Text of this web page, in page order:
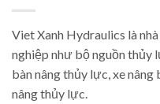
Viet Xanh Hydraulics là
nghiệp như bộ nguồn thủy
bàn nâng thủy lực, xe nâng
nâng thủy lực.